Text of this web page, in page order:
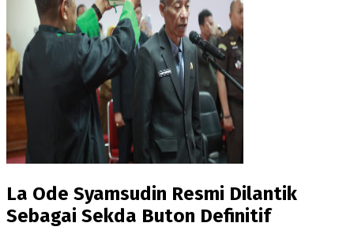
La Ode Syamsudin Resmi Dilantik
Sebagai Sekda Buton Definitif